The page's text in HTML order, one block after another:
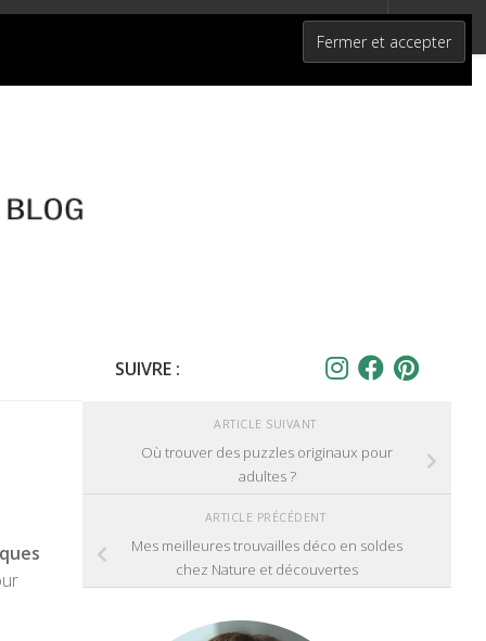
SUIVRE :
ARTICLE SUIVANT
Où trouver des puzzles originaux pour
adultes ?
ARTICLE PRÉCÉDENT
Mes meilleures trouvailles déco en soldes
chez Nature et découvertes